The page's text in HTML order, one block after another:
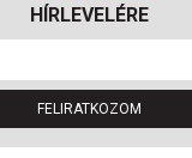
HÍRLEVELÉRE
FELIRATKOZOM